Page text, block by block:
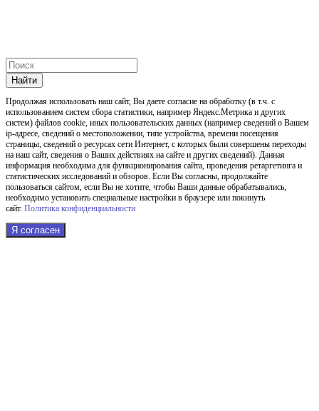
Найти
Продолжая использовать наш cайт, Вы даете согласие на обработку (в т.ч. с
использованием систем сбора статистики, например Яндекс.Метрика и других
систем) файлов cookie, иных пользовательских данных (например сведений о Вашем
ip-адресе, сведений о местоположении, типе устройства, времени посещения
страницы, сведений о ресурсах сети Интернет, с которых были совершены переходы
на наш сайт, сведения о Ваших действиях на сайте и других сведений). Данная
информация необходима для функционирования сайта, проведения ретаргетинга и
статистических исследований и обзоров. Если Вы согласны, продолжайте
пользоваться сайтом, если Вы не хотите, чтобы Ваши данные обрабатывались,
необходимо установить специальные настройки в браузере или покинуть
сайт. Политика конфиденциальности
Я согласен